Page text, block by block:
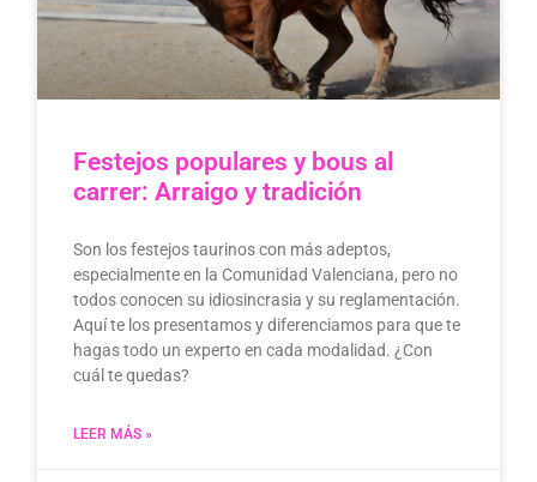
Festejos populares y bous al
carrer: Arraigo y tradición
Son los festejos taurinos con más adeptos,
especialmente en la Comunidad Valenciana, pero no
todos conocen su idiosincrasia y su reglamentación.
Aquí te los presentamos y diferenciamos para que te
hagas todo un experto en cada modalidad. ¿Con
cuál te quedas?
LEER MÁS »